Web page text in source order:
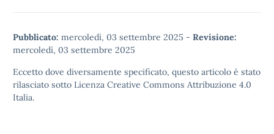
Pubblicato: mercoledì, 03 settembre 2025 - Revisione:
mercoledì, 03 settembre 2025
Eccetto dove diversamente specificato, questo articolo è stato
rilasciato sotto Licenza Creative Commons Attribuzione 4.0
Italia.